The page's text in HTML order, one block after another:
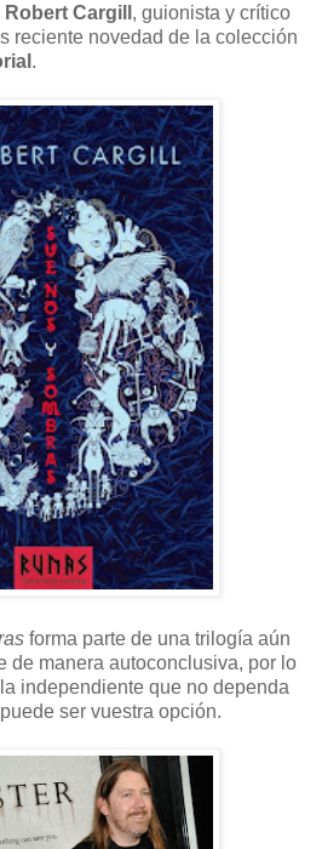
Robert Cargill , guionista y crítico
reciente novedad de la colección
.
forma parte de una trilogía aún
de manera autoconclusiva, por lo
independiente que no dependa
ser vuestra opción.